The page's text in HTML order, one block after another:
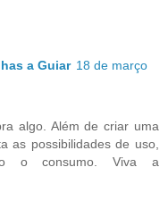
a Guiar 18 de março
algo. Além de criar uma
as possibilidades de uso,
o consumo. Viva a